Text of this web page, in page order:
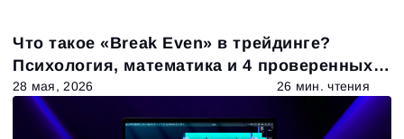
Что такое «Break Even» в трейдинге?
Психология, математика и 4 проверенных
тактики
28 мая, 2026 26 мин. чтения